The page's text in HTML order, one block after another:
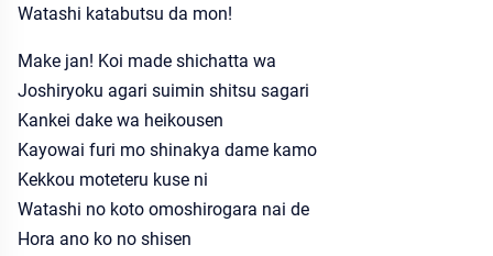
Watashi katabutsu da mon!
Make jan! Koi made shichatta wa
Joshiryoku agari suimin shitsu sagari
Kankei dake wa heikousen
Kayowai furi mo shinakya dame kamo
Kekkou moteteru kuse ni
Watashi no koto omoshirogara nai de
Hora ano ko no shisen